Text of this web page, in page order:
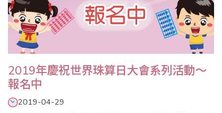
2019年慶祝世界珠算日大會系列活動～
報名中
2019-04-29